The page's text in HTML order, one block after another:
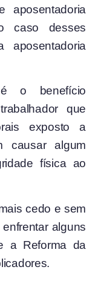
aposentadoria
caso desses
aposentadoria
é o benefício
que
exposto a
causar algum
física ao
cedo e sem
alguns
a Reforma da